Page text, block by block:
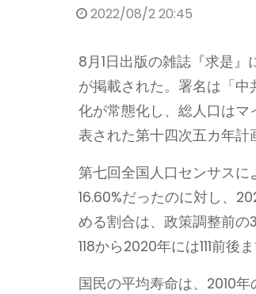
2022/08/2 20:45
8月1日出版の雑誌『求是
が掲載された。署名は「
化が常態化し、総人口は
表された第十四次五カ年計
第七回全国人口センサスに
16.60%だったのに対し、
める割合は、政策調整前
118から2020年には111前後
国民の平均寿命は、2010